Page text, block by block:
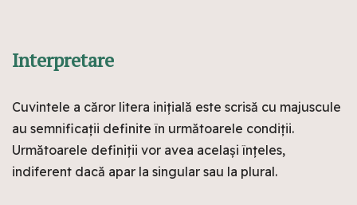
Interpretare
Cuvintele a căror litera inițială este scrisă cu majuscule
au semnificații definite în următoarele condiții.
Următoarele definiții vor avea același înțeles,
indiferent dacă apar la singular sau la plural.